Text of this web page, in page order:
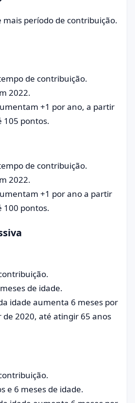
mais período de contribuição.
de contribuição.
2022.
+1 por ano, a partir
105 pontos.
de contribuição.
2022.
+1 por ano a partir
100 pontos.
de idade.
idade aumenta 6 meses por
2020, até atingir 65 anos
e 6 meses de idade.